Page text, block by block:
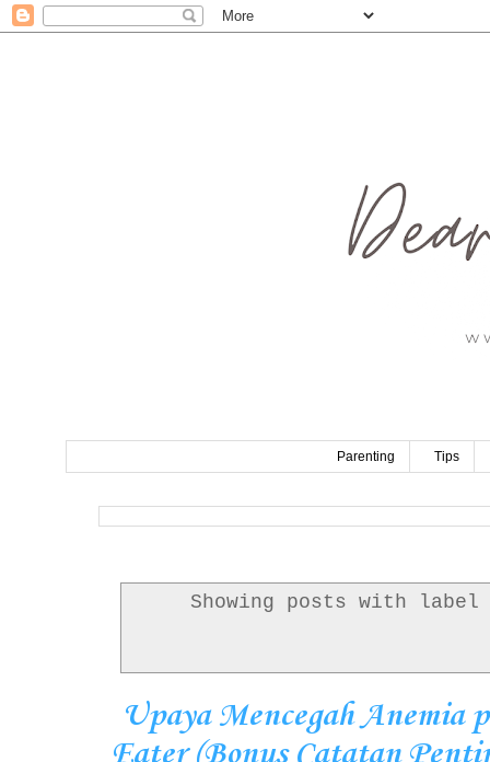
Parenting Tips
Showing posts with
Upaya Mencegah Anemia